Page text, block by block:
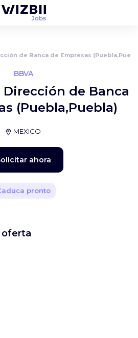
de Banca de Empresas
BBVA
de Banca
(Puebla,Puebla)
MEXICO
ahora
pronto
oferta